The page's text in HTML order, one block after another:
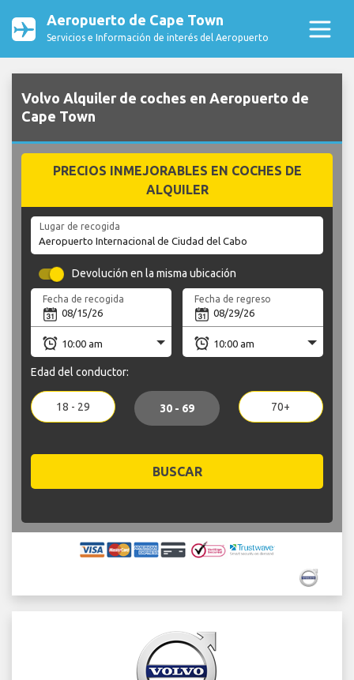
Aeropuerto de Cape Town
Servicios e Información de interés del Aeropuerto
Volvo Alquiler de coches en Aeropuerto de
Cape Town
PRECIOS INMEJORABLES EN COCHES DE
ALQUILER
Lugar de recogida
Devolución en la misma ubicación
Fecha de recogida Fecha de regreso
Edad del conductor:
18 - 29 30 - 69 70+
BUSCAR